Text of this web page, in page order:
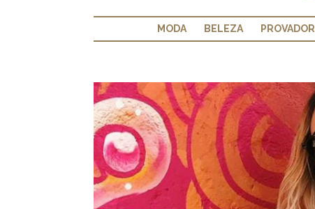
MODA BELEZA PROVADOR